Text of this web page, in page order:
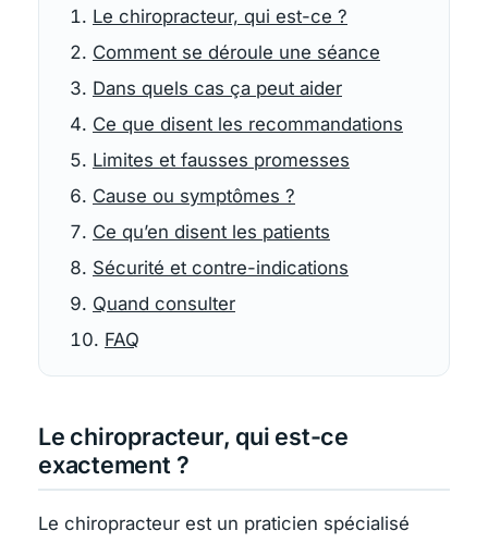
Le chiropracteur, qui est-ce ?
Comment se déroule une séance
Dans quels cas ça peut aider
Ce que disent les recommandations
Limites et fausses promesses
Cause ou symptômes ?
Ce qu’en disent les patients
Sécurité et contre-indications
Quand consulter
FAQ
Le chiropracteur, qui est-ce
exactement ?
Le chiropracteur est un praticien spécialisé